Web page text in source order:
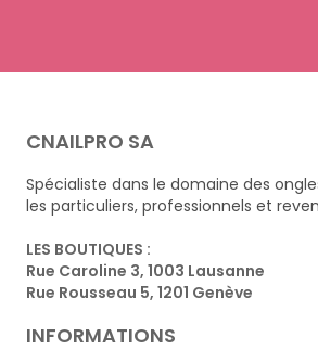
CNAILPRO SA
Spécialiste dans le domaine des
les particuliers, professionnels et
LES BOUTIQUES :
Rue Caroline 3, 1003 Lausanne
Rue Rousseau 5, 1201 Genève
INFORMATIONS